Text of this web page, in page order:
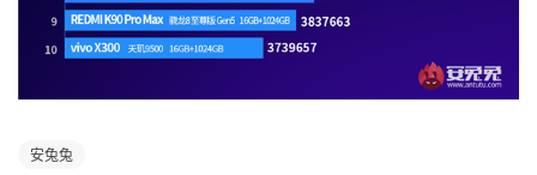
安兔兔